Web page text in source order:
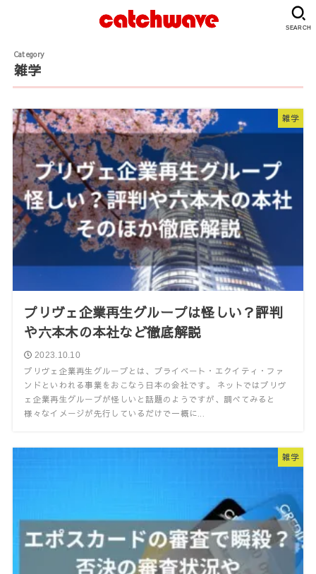
SEARCH
雑学
雑学
プリヴェ企業再生グループは怪しい？評判
や六本木の本社など徹底解説
2023.10.10
プリヴェ企業再生グループとは、プライベート・エクイティ・ファ
ンドといわれる事業をおこなう日本の会社です。 ネットではプリヴ
ェ企業再生グループが怪しいと話題のようですが、調べてみると
様々なイメージが先行しているだけで一概に...
雑学